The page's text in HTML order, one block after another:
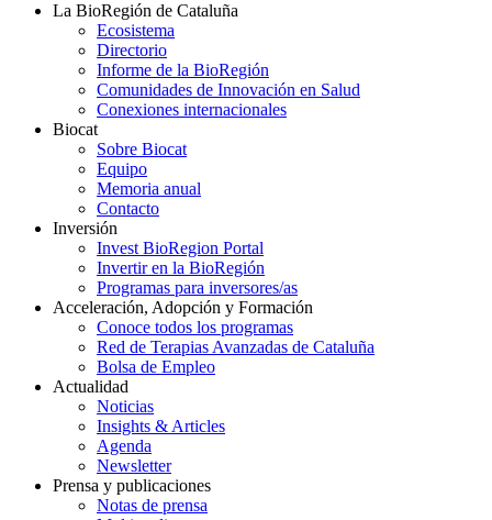
La BioRegión de Cataluña
Ecosistema
Directorio
Informe de la BioRegión
Comunidades de Innovación en Salud
Conexiones internacionales
Biocat
Sobre Biocat
Equipo
Memoria anual
Contacto
Inversión
Invest BioRegion Portal
Invertir en la BioRegión
Programas para inversores/as
Acceleración, Adopción y Formación
Conoce todos los programas
Red de Terapias Avanzadas de Cataluña
Bolsa de Empleo
Actualidad
Noticias
Insights & Articles
Agenda
Newsletter
Prensa y publicaciones
Notas de prensa